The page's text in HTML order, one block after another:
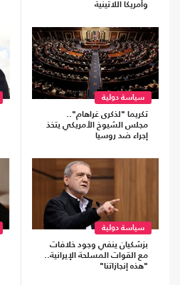
وأمريكا اللاتينية
سياسة دولية
تكريما "لذكرى غراهام"..
مجلس الشيوخ الأمريكي يتخذ
إجراء ضد روسيا
سياسة دولية
بزشكيان ينفي وجود خلافات
مع القوات المسلحة الإيرانية..
"هذه إنجازاتنا"